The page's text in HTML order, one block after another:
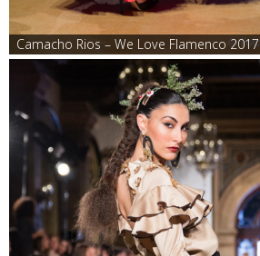
Camacho Rios – We Love Flamenco 2017